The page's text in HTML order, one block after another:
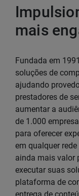
mais
Fundada em
soluções de
ajudando
prestadores de
aumentar a
de 1.000
para oferecer
em qualquer
ainda mais valor
executar suas
plataforma de